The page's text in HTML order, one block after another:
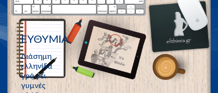
ΕΥΘΥΜΙΑ
Διάσημη
ελληνίδα
γράφει
γυμνές